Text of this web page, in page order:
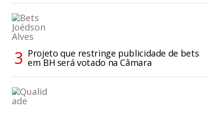
Projeto que restringe publicidade de bets
em BH será votado na Câmara